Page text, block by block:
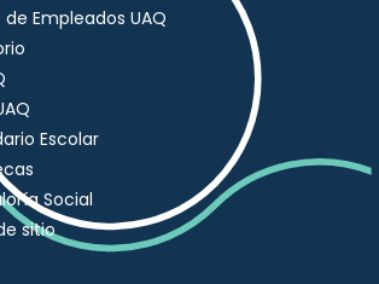
Empleados UAQ
Escolar
Social
sitio